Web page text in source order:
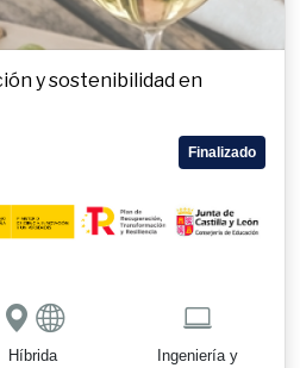
y sostenibilidad en
Finalizado
Híbrida
Ingeniería y